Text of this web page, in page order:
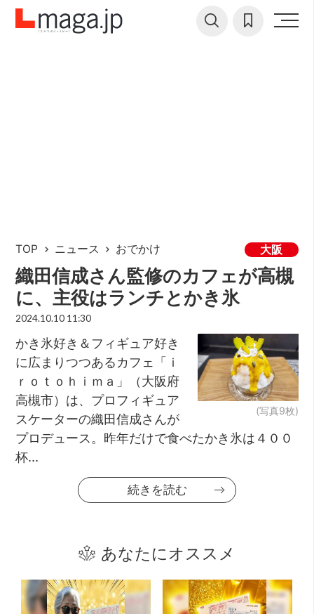
TOP ニュース おでかけ 大阪
織田信成さん監修のカフェが高槻
に、主役はランチとかき氷
2024.10.10 11:30
(写真9枚)
かき氷好き＆フィギュア好き
に広まりつつあるカフェ「ｉ
ｒｏｔｏｈｉｍａ」（大阪府
高槻市）は、プロフィギュア
スケーターの織田信成さんが
プロデュース。昨年だけで食べたかき氷は４００
杯...
続きを読む
あなたにオススメ